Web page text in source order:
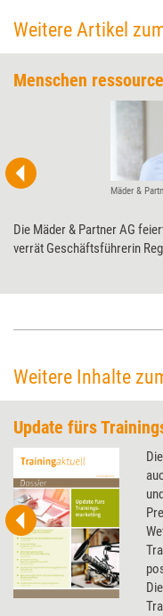
Weitere Artikel
Menschen
Mäder &
Die Mäder & Partner AG
verrät Geschäftsführerin
Weitere Inhalte
Update fürs